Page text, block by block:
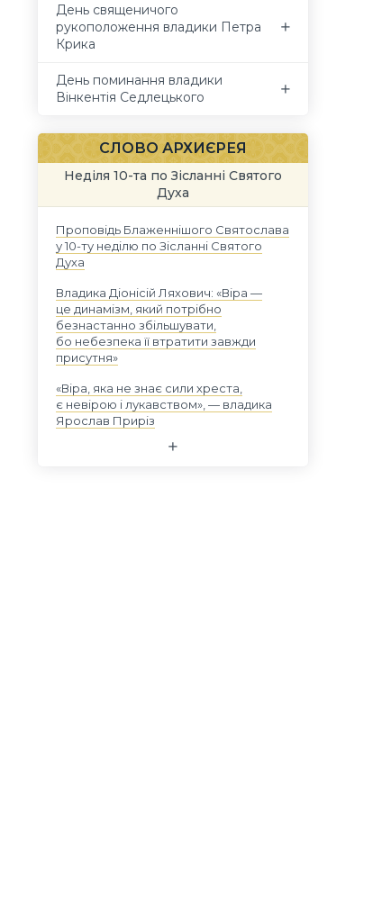
День священичого
рукоположення владики Петра
Крика
День поминання владики
Вінкентія Седлецького
СЛОВО АРХИЄРЕЯ
Неділя 10-та по Зісланні Святого
Духа
Проповідь Блаженнішого Святослава
у 10-ту неділю по Зісланні Святого
Духа
Владика Діонісій Ляхович: «Віра —
це динамізм, який потрібно
безнастанно збільшувати,
бо небезпека її втратити завжди
присутня»
«Віра, яка не знає сили хреста,
є невірою і лукавством», — владика
Ярослав Приріз